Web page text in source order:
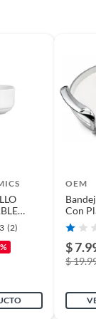
alimenticios,
3 (2)
OEM
Con
27cm
$
$